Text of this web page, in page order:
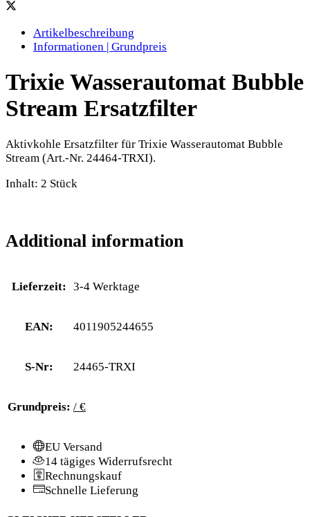
Artikelbeschreibung
Informationen | Grundpreis
Trixie Wasserautomat Bubble
Stream Ersatzfilter
Aktivkohle Ersatzfilter für Trixie Wasserautomat Bubble
Stream (Art.-Nr. 24464-TRXI).
Inhalt: 2 Stück
Additional information
Lieferzeit: 3-4 Werktage
EAN: 4011905244655
S-Nr: 24465-TRXI
Grundpreis: / €
EU Versand
14 tägiges Widerrufsrecht
Rechnungskauf
Schnelle Lieferung